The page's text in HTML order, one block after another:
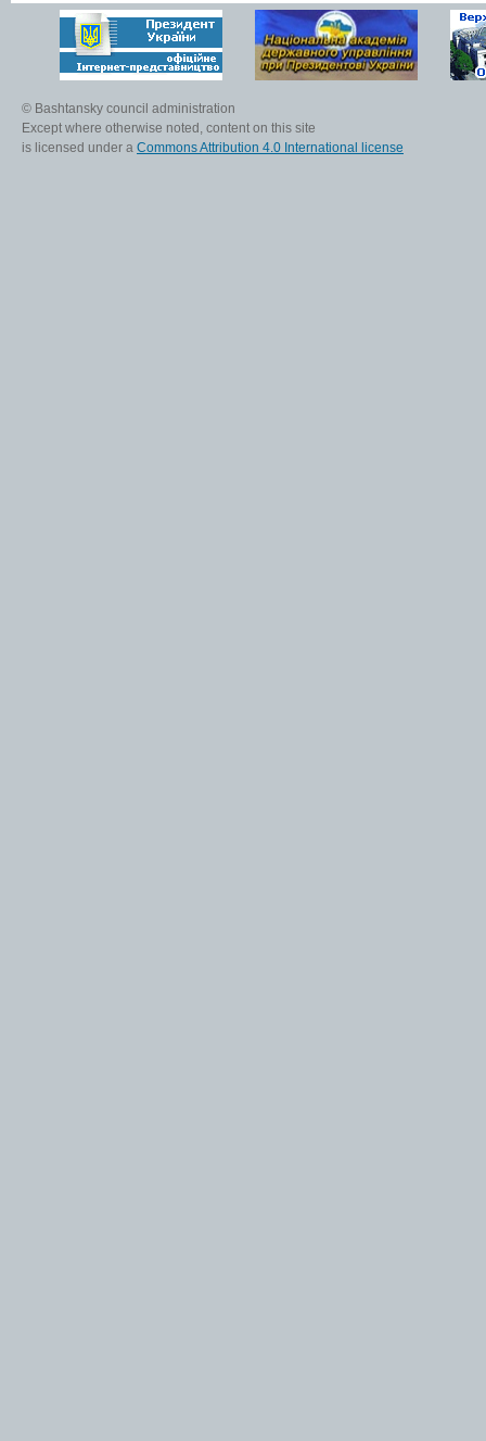
© Bashtansky council administration
Except where otherwise noted, content on this site
is licensed under a Commons Attribution 4.0 International license